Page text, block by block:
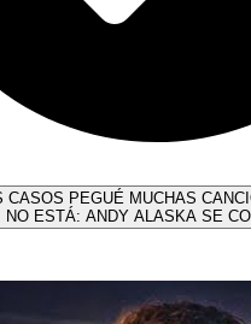
CASOS PEGUÉ MUCHAS
NO ESTÁ: ANDY ALASKA SE